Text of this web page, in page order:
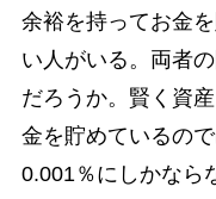
余裕を持ってお金
い人がいる。両者
だろうか。賢く資
金を貯めているの
0.001％にしかなら